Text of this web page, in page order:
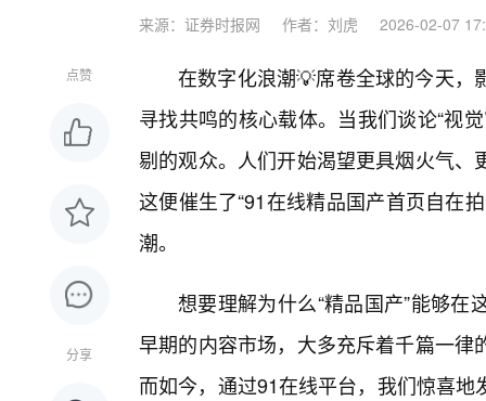
来源：证券时报网 作者：刘虎 2026-02-07
点赞
分享
在数字化浪潮💡席卷全球的今天，
寻找共鸣的核心载体。当我们谈论“视
剔的观众。人们开始渴望更具烟火气
这便催生了“91在线精品国产首页自在
潮。
想要理解为什么“精品国产”能够
早期的内容市场，大多充斥着千篇一
而如今，通过91在线平台，我们惊喜